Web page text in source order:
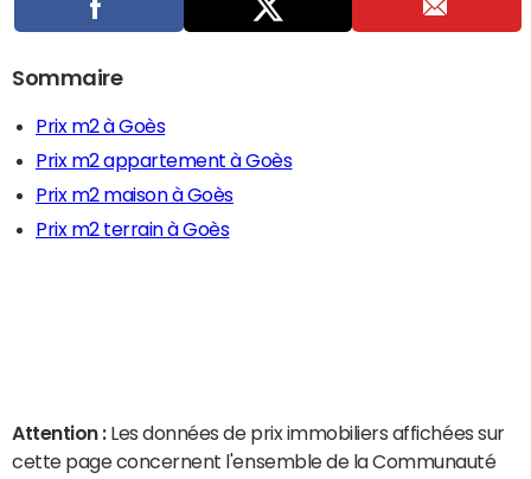
Sommaire
Prix m2 à Goès
Prix m2 appartement à Goès
Prix m2 maison à Goès
Prix m2 terrain à Goès
Attention : Les données de prix immobiliers affichées sur
cette page concernent l'ensemble de la Communauté